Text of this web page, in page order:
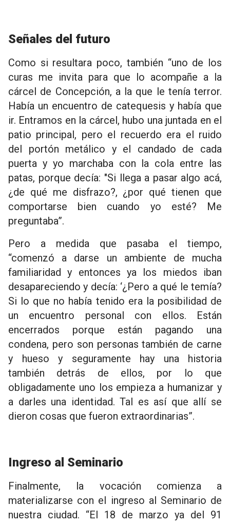
Señales del futuro
Como si resultara poco, también “uno de los
curas me invita para que lo acompañe a la
cárcel de Concepción, a la que le tenía terror.
Había un encuentro de catequesis y había que
ir. Entramos en la cárcel, hubo una juntada en el
patio principal, pero el recuerdo era el ruido
del portón metálico y el candado de cada
puerta y yo marchaba con la cola entre las
patas, porque decía: "Si llega a pasar algo acá,
¿de qué me disfrazo?, ¿por qué tienen que
comportarse bien cuando yo esté? Me
preguntaba”.
Pero a medida que pasaba el tiempo,
“comenzó a darse un ambiente de mucha
familiaridad y entonces ya los miedos iban
desapareciendo y decía: ‘¿Pero a qué le temía?
Si lo que no había tenido era la posibilidad de
un encuentro personal con ellos. Están
encerrados porque están pagando una
condena, pero son personas también de carne
y hueso y seguramente hay una historia
también detrás de ellos, por lo que
obligadamente uno los empieza a humanizar y
a darles una identidad. Tal es así que allí se
dieron cosas que fueron extraordinarias”.
Ingreso al Seminario
Finalmente, la vocación comienza a
materializarse con el ingreso al Seminario de
nuestra ciudad. “El 18 de marzo ya del 91